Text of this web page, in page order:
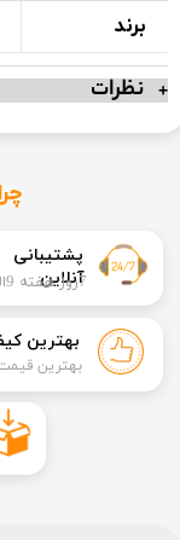
برند
نظرات
​​پشتیبانی
آنلاین7روز هفته 9الی22
بهترین
بهترین